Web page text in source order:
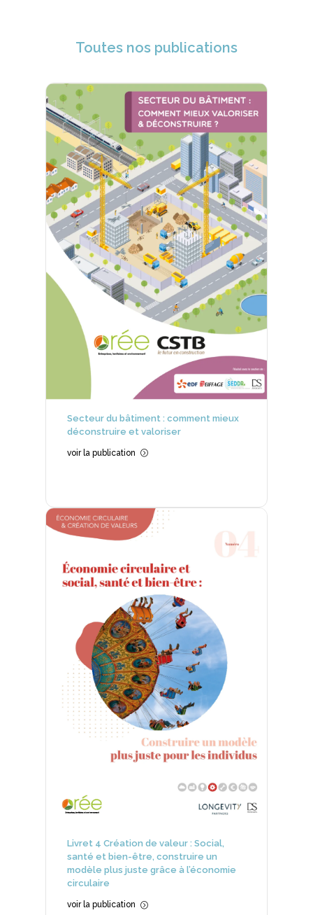
Toutes nos publications
Secteur du bâtiment : comment mieux
déconstruire et valoriser
voir la publication =
Livret 4 Création de valeur : Social,
santé et bien-être, construire un
modèle plus juste grâce à l’économie
circulaire
voir la publication =